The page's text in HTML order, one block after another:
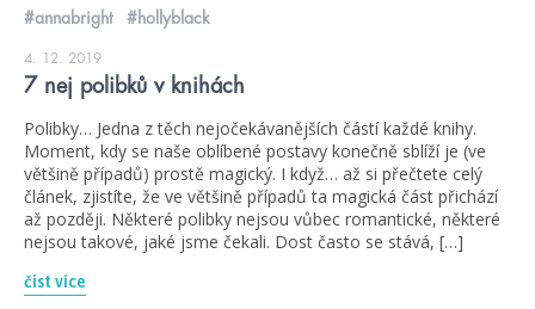
#annabright #hollyblack
4. 12. 2019
7 nej polibků v knihách
Polibky… Jedna z těch nejočekávanějších částí každé knihy.
Moment, kdy se naše oblíbené postavy konečně sblíží je (ve
většině případů) prostě magický. I když… až si přečtete celý
článek, zjistíte, že ve většině případů ta magická část přichází
až později. Některé polibky nejsou vůbec romantické, některé
nejsou takové, jaké jsme čekali. Dost často se stává, […]
číst více